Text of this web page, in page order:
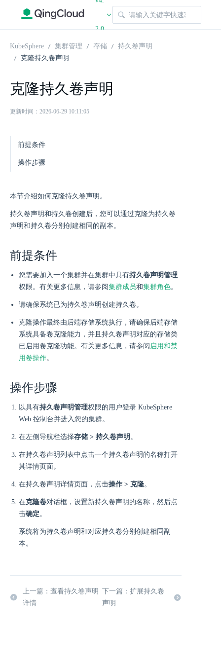
|
2.0
KubeSphere 集群管理 存储
持久卷声明
克隆持久卷声明
克隆持久卷声明
更新时间：2026-06-29 10:11:05
前提条件
操作步骤
本节介绍如何克隆持久卷声明。
持久卷声明和持久卷创建后，您可以通过克隆为持久卷
声明和持久卷分别创建相同的副本。
前提条件
您需要加入一个集群并在集群中具有持久卷声明管理
权限。有关更多信息，请参阅集群成员和集群角色。
请确保系统已为持久卷声明创建持久卷。
克隆操作最终由后端存储系统执行，请确保后端存储
系统具备卷克隆能力，并且持久卷声明对应的存储类
已启用卷克隆功能。有关更多信息，请参阅 启用和禁
用卷操作。
操作步骤
以具有持久卷声明管理权限的用户登录 KubeSphere
Web 控制台并进入您的集群。
在左侧导航栏选择存储 > 持久卷声明 。
在持久卷声明列表中点击一个持久卷声明的名称打开
其详情页面。
在持久卷声明详情页面，点击操作 > 克隆。
在克隆卷对话框，设置新持久卷声明的名称，然后点
击确定。
系统将为持久卷声明和对应持久卷分别创建相同副
本。
上一篇：查看持久卷声明
详情
下一篇：扩展持久卷
声明